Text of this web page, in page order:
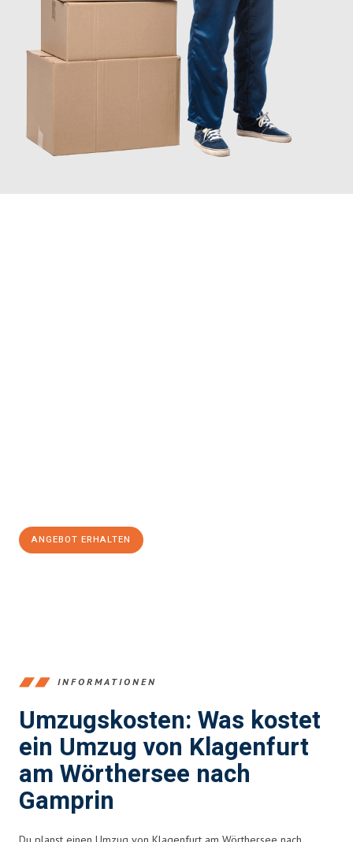
ANGEBOT ERHALTEN
INFORMATIONEN
Umzugskosten: Was kostet
ein Umzug von Klagenfurt
am Wörthersee nach
Gamprin